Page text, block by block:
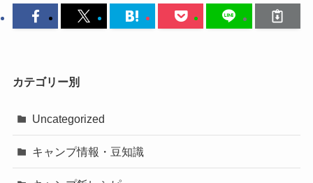
カテゴリー別
Uncategorized
キャンプ情報・豆知識